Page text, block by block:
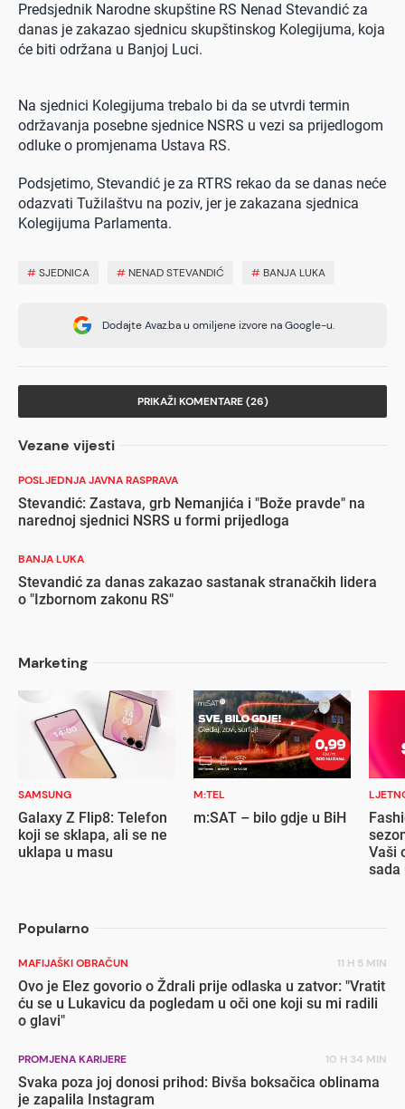
Predsjednik Narodne skupštine RS Nenad Stevandić za
danas je zakazao sjednicu skupštinskog Kolegijuma, koja
će biti održana u Banjoj Luci.
Na sjednici Kolegijuma trebalo bi da se utvrdi termin
održavanja posebne sjednice NSRS u vezi sa prijedlogom
odluke o promjenama Ustava RS.
Podsjetimo, Stevandić je za RTRS rekao da se danas neće
odazvati Tužilaštvu na poziv, jer je zakazana sjednica
Kolegijuma Parlamenta.
#SJEDNICA # NENAD STEVANDIĆ # BANJA LUKA
Dodajte Avaz.ba u omiljene izvore na Google-u.
PRIKAŽI KOMENTARE (26)
Vezane vijesti
POSLJEDNJA JAVNA RASPRAVA
Stevandić: Zastava, grb Nemanjića i "Bože pravde" na
narednoj sjednici NSRS u formi prijedloga
BANJA LUKA
Stevandić za danas zakazao sastanak stranačkih lidera
o "Izbornom zakonu RS"
Marketing
SAMSUNG
Galaxy Z Flip8: Telefon
koji se sklapa, ali se ne
uklapa u masu
M:TEL
m:SAT – bilo gdje u BiH
Vaši
sada
Popularno
MAFIJAŠKI OBRAČUN 11 H 5 MIN
Ovo je Elez govorio o Ždrali prije odlaska u zatvor: "Vratit
ću se u Lukavicu da pogledam u oči one koji su mi radili
o glavi"
PROMJENA KARIJERE 10 H 34 MIN
Svaka poza joj donosi prihod: Bivša boksačica oblinama
je zapalila Instagram